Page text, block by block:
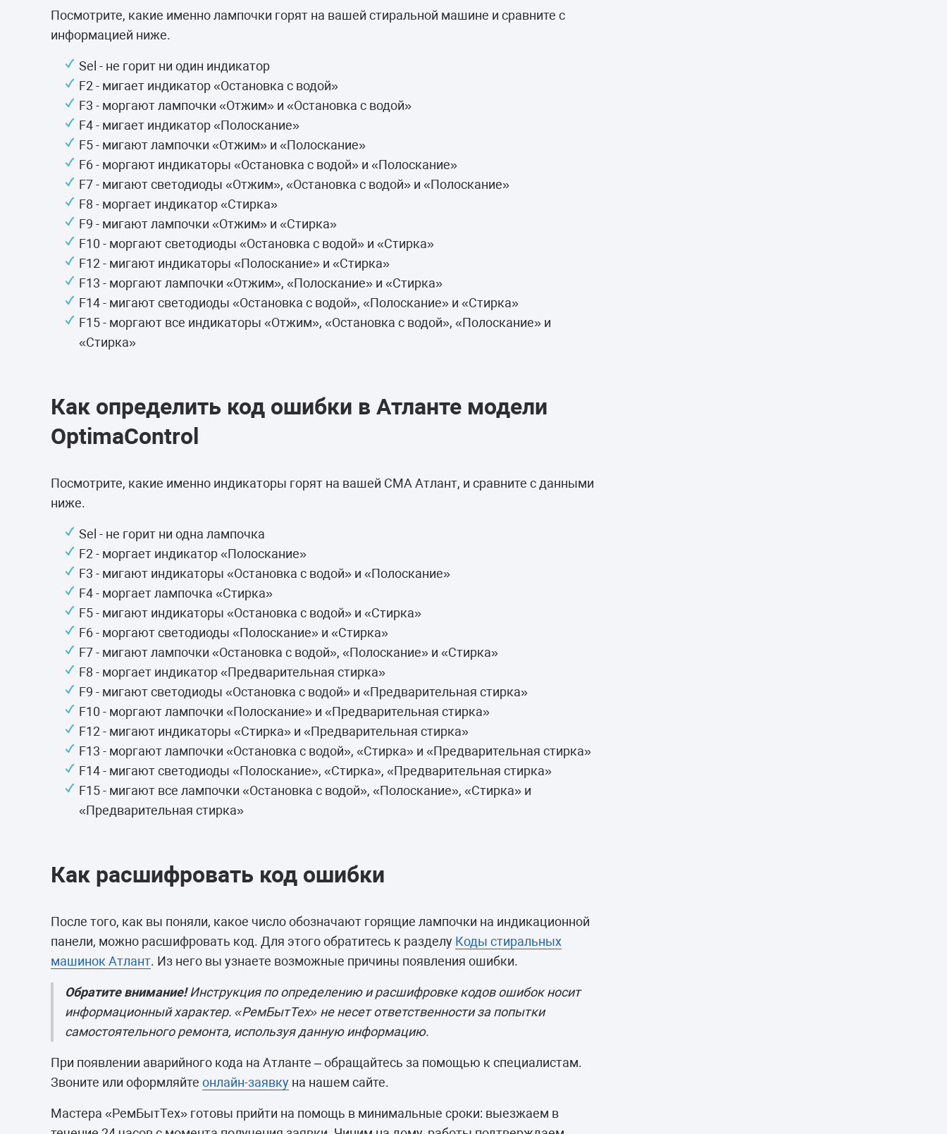
Посмотрите, какие именно лампочки горят на вашей стиральной машине и сравните с
информацией ниже.
Sel - не горит ни один индикатор
F2 - мигает индикатор «Остановка с водой»
F3 - моргают лампочки «Отжим» и «Остановка с водой»
F4 - мигает индикатор «Полоскание»
F5 - мигают лампочки «Отжим» и «Полоскание»
F6 - моргают индикаторы «Остановка с водой» и «Полоскание»
F7 - мигают светодиоды «Отжим», «Остановка с водой» и «Полоскание»
F8 - моргает индикатор «Стирка»
F9 - мигают лампочки «Отжим» и «Стирка»
F10 - моргают светодиоды «Остановка с водой» и «Стирка»
F12 - мигают индикаторы «Полоскание» и «Стирка»
F13 - моргают лампочки «Отжим», «Полоскание» и «Стирка»
F14 - мигают светодиоды «Остановка с водой», «Полоскание» и «Стирка»
F15 - моргают все индикаторы «Отжим», «Остановка с водой», «Полоскание» и
«Стирка»
Как определить код ошибки в Атланте модели
OptimaControl
Посмотрите, какие именно индикаторы горят на вашей СМА Атлант, и сравните с данными
ниже.
Sel - не горит ни одна лампочка
F2 - моргает индикатор «Полоскание»
F3 - мигают индикаторы «Остановка с водой» и «Полоскание»
F4 - моргает лампочка «Стирка»
F5 - мигают индикаторы «Остановка с водой» и «Стирка»
F6 - моргают светодиоды «Полоскание» и «Стирка»
F7 - мигают лампочки «Остановка с водой», «Полоскание» и «Стирка»
F8 - моргает индикатор «Предварительная стирка»
F9 - мигают светодиоды «Остановка с водой» и «Предварительная стирка»
F10 - моргают лампочки «Полоскание» и «Предварительная стирка»
F12 - мигают индикаторы «Стирка» и «Предварительная стирка»
F13 - моргают лампочки «Остановка с водой», «Стирка» и «Предварительная стирка»
F14 - мигают светодиоды «Полоскание», «Стирка», «Предварительная стирка»
F15 - мигают все лампочки «Остановка с водой», «Полоскание», «Стирка» и
«Предварительная стирка»
Как расшифровать код ошибки
После того, как вы поняли, какое число обозначают горящие лампочки на индикационной
панели, можно расшифровать код. Для этого обратитесь к разделу Коды стиральных
машинок Атлант. Из него вы узнаете возможные причины появления ошибки.
Обратите внимание!Инструкция по определению и расшифровке кодов ошибок носит
информационный характер. «РемБытТех» не несет ответственности за попытки
самостоятельного ремонта, используя данную информацию.
При появлении аварийного кода на Атланте – обращайтесь за помощью к специалистам.
Звоните или оформляйте онлайн-заявку на нашем сайте.
Мастера «РемБытТех» готовы прийти на помощь в минимальные сроки: выезжаем в